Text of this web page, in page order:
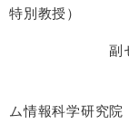
特別教授）
副センタ
（九州
ム情報科学研究